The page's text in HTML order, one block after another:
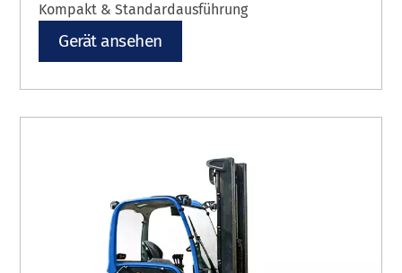
Kompakt & Standardausführung
Gerät ansehen